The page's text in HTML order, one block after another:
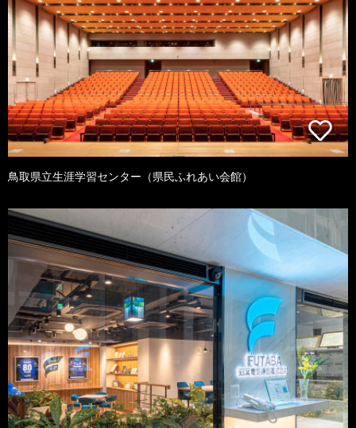
鳥取県立生涯学習センター（県民ふれあい会館）